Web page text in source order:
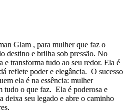
Glam , para mulher que faz o
destino e brilha sob pressão. No
e transforma tudo ao seu redor. Ela é
reflete poder e elegância. O sucesso
ela é na essência: mulher
tudo o que faz. Ela é poderosa e
deixa seu legado e abre o caminho